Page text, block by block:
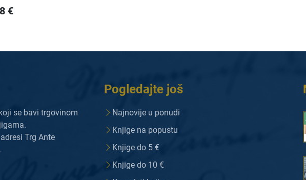
€
se bavi trgovinom
Trg Ante
Pogledajte još
Najnovije u ponudi
Knjige na popustu
Knjige do 5 €
Knjige do 10 €